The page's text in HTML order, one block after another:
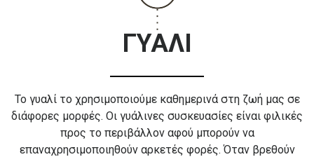
ΓΥΑΛΙ
Το γυαλί το χρησιμοποιούμε καθημερινά στη ζωή μας σε
διάφορες μορφές. Οι γυάλινες συσκευασίες είναι φιλικές
προς το περιβάλλον αφού μπορούν να
επαναχρησιμοποιηθούν αρκετές φορές. Όταν βρεθούν